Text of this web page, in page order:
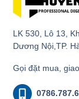
LK 530, Lô 13,
Dương Nội,TP.
Gọi đặt mua,